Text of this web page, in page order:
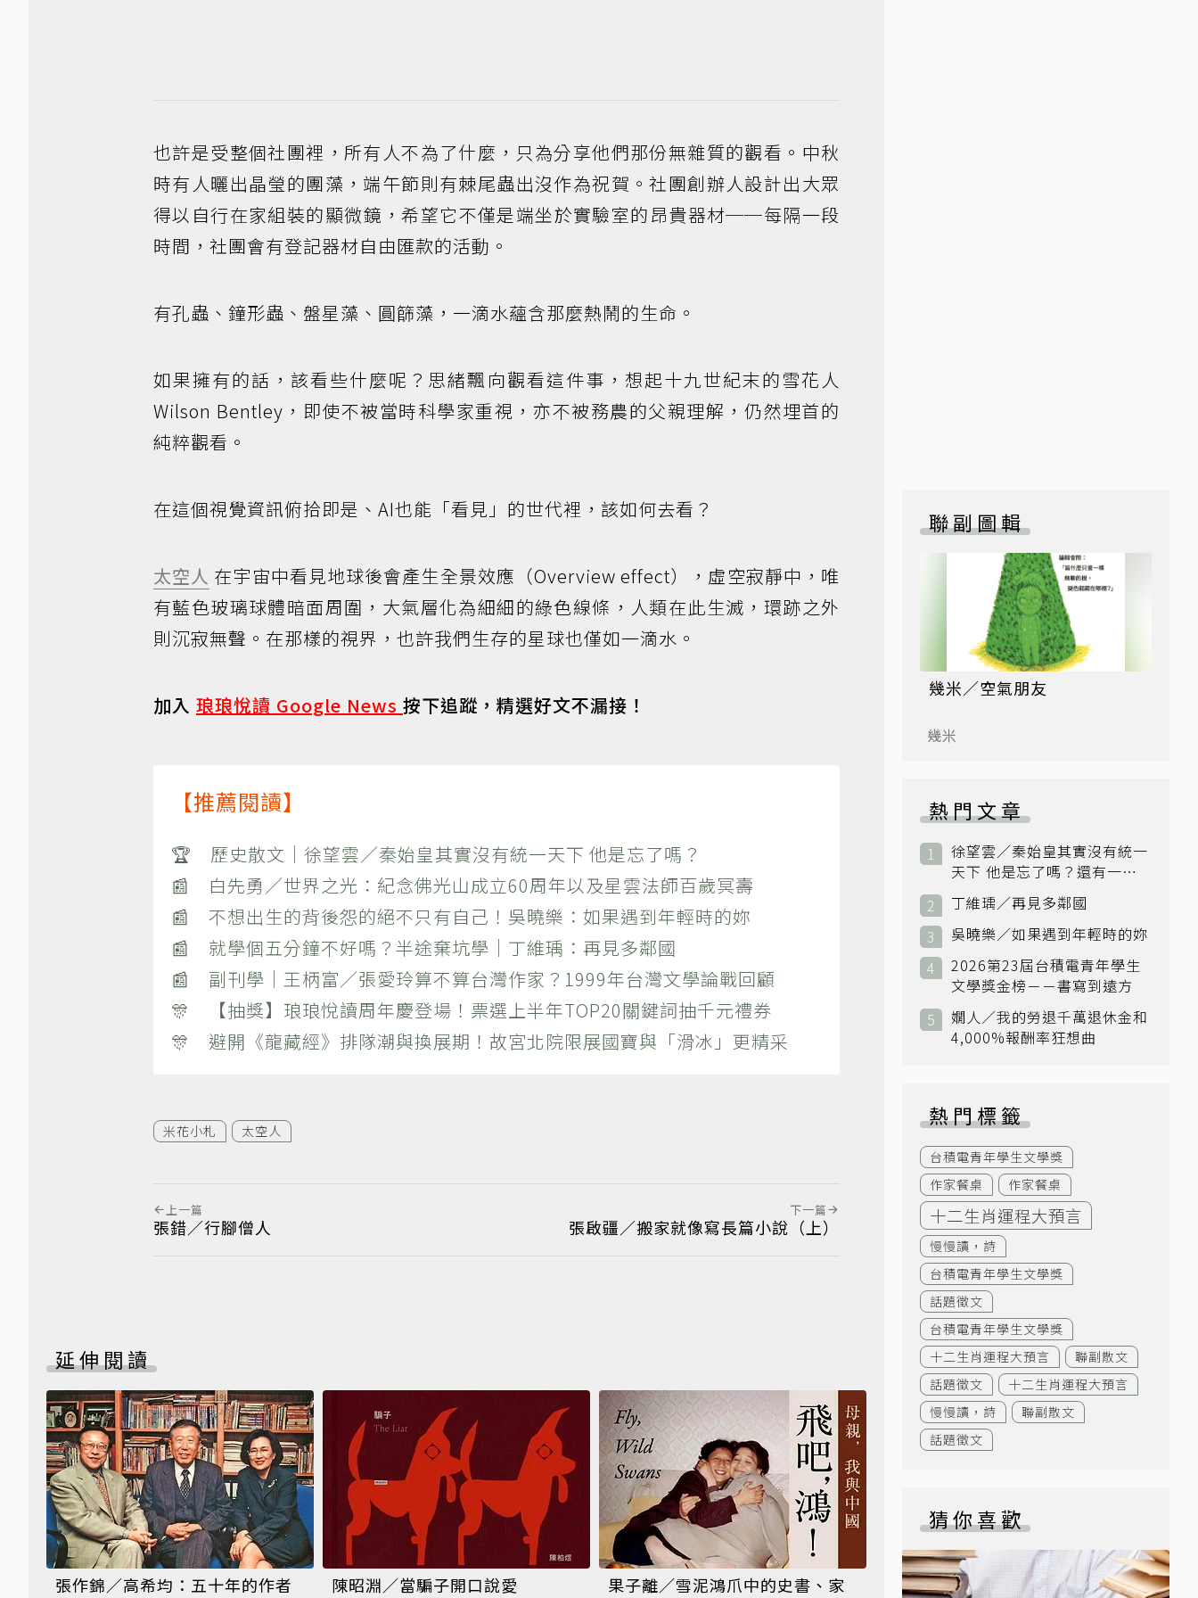
也許是受整個社團裡，所有人不為了什麼，只為分享他們那份無雜質的觀看。中秋
時有人曬出晶瑩的團藻，端午節則有棘尾蟲出沒作為祝賀。社團創辦人設計出大眾
得以自行在家組裝的顯微鏡，希望它不僅是端坐於實驗室的昂貴器材──每隔一段
時間，社團會有登記器材自由匯款的活動。
有孔蟲、鐘形蟲、盤星藻、圓篩藻，一滴水蘊含那麼熱鬧的生命。
如果擁有的話，該看些什麼呢？思緒飄向觀看這件事，想起十九世紀末的雪花人
Wilson Bentley，即使不被當時科學家重視，亦不被務農的父親理解，仍然埋首的
純粹觀看。
在這個視覺資訊俯拾即是、AI也能「看見」的世代裡，該如何去看？
太空人 在宇宙中看見地球後會產生全景效應（Overview effect），虛空寂靜中，唯
有藍色玻璃球體暗面周圍，大氣層化為細細的綠色線條，人類在此生滅，環跡之外
則沉寂無聲。在那樣的視界，也許我們生存的星球也僅如一滴水。
加入 琅琅悅讀 Google News 按下追蹤，精選好文不漏接！
【推薦閱讀】
🏆 歷史散文｜徐望雲／秦始皇其實沒有統一天下 他是忘了嗎？
📰 白先勇／世界之光：紀念佛光山成立60周年以及星雲法師百歲冥壽
📰 不想出生的背後怨的絕不只有自己！吳曉樂：如果遇到年輕時的妳
📰 就學個五分鐘不好嗎？半途棄坑學｜丁維瑀：再見多鄰國
📰 副刊學｜王柄富／張愛玲算不算台灣作家？1999年台灣文學論戰回顧
🎊 【抽獎】琅琅悅讀周年慶登場！票選上半年TOP20關鍵詞抽千元禮券
🎊 避開《龍藏經》排隊潮與換展期！故宮北院限展國寶與「滑冰」更精采
米花小札 太空人
上一篇
張錯／行腳僧人
下一篇
張啟疆／搬家就像寫長篇小說（上）
延伸閱讀
張作錦／高希均：五十年的作者
陳昭淵／當騙子開口說愛
果子離／雪泥鴻爪中的史書、家
聯副圖輯
幾米／空氣朋友
幾米
熱門文章
徐望雲／秦始皇其實沒有統一
天下 他是忘了嗎？還有一個
小國：衛國
丁維瑀／再見多鄰國
吳曉樂／如果遇到年輕時的妳
2026第23屆台積電青年學生
文學獎金榜－－書寫到遠方
嫺人／我的勞退千萬退休金和
4,000%報酬率狂想曲
熱門標籤
台積電青年學生文學獎
作家餐桌
作家餐桌
十二生肖運程大預言
慢慢讀，詩
台積電青年學生文學獎
話題徵文
台積電青年學生文學獎
十二生肖運程大預言
聯副散文
話題徵文
十二生肖運程大預言
慢慢讀，詩
聯副散文
話題徵文
猜你喜歡